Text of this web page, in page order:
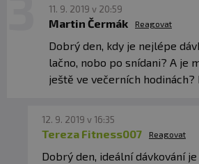
11. 9. 2019 v 20:59
Martin Čermák Reagovat
Dobrý den, kdy je nejlépe
lačno, nobo po snídani? A je
ještě ve večerních hodinách?
12. 9. 2019 v 16:35
Tereza Fitness007 Reagovat
Dobrý den, ideální dávkování